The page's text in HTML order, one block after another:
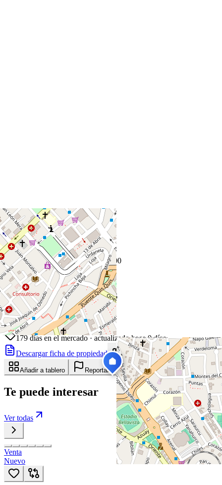
+−
Leaflet |©
OpenStreetMap
Coordenadas:-1.237130,-78.623900
Cómo llegar
Publicado 11 de febrero de 2026
67
visitas
11 de febrero de 2026
179 días en el mercado· actualizado hace 0 días
Descargar ficha de propiedad
Compartir
Añadir a tablero Reportar anuncio
Te puede interesar
Ver todas
Venta
Nuevo